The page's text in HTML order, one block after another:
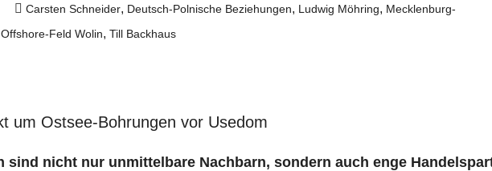
Carsten Schneider, Deutsch-Polnische Beziehungen, Ludwig Möhring, Mecklenburg-
Offshore-Feld Wolin, Till Backhaus
um Ostsee-Bohrungen vor Usedom
sind nicht nur unmittelbare Nachbarn, sondern auch enge